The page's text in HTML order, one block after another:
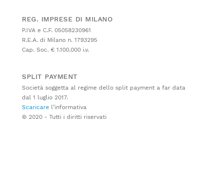
REG. IMPRESE DI MILANO
P.IVA e C.F. 05058230961
R.E.A. di Milano n. 1793295
Cap. Soc. € 1.100.000 i.v.
SPLIT PAYMENT
Società soggetta al regime dello split payment a far data
dal 1 luglio 2017.
Scaricare l’informativa
© 2020 - Tutti i diritti riservati